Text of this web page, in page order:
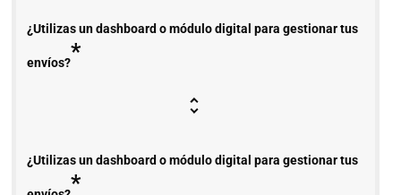
¿Utilizas un dashboard o módulo digital para gestionar tus
envíos?*
¿Utilizas un dashboard o módulo digital para gestionar tus
*